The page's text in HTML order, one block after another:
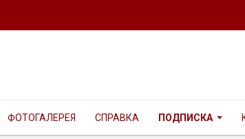
ФОТОГАЛЕРЕЯ СПРАВКА ПОДПИСКА